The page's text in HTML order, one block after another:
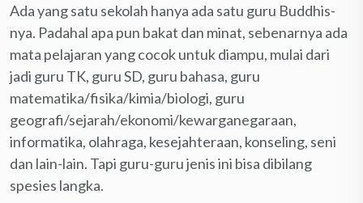
Ada yang satu sekolah hanya ada satu guru Buddhis-
nya. Padahal apa pun bakat dan minat, sebenarnya ada
mata pelajaran yang cocok untuk diampu, mulai dari
jadi guru TK, guru SD, guru bahasa, guru
matematika/fisika/kimia/biologi, guru
geografi/sejarah/ekonomi/kewarganegaraan,
informatika, olahraga, kesejahteraan, konseling, seni
dan lain-lain. Tapi guru-guru jenis ini bisa dibilang
spesies langka.